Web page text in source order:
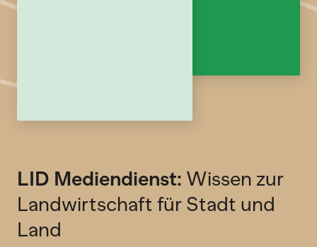
LID Mediendienst: Wissen zur
Landwirtschaft für Stadt und
Land